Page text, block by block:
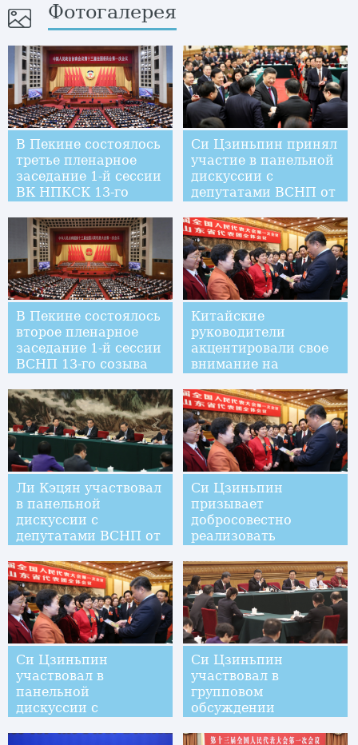
Фотогалерея
В Пекине состоялось
третье пленарное
заседание 1-й сессии
ВК НПКСК 13-го
Си Цзиньпин принял
участие в панельной
дискуссии с
депутатами ВСНП от
В Пекине состоялось
второе пленарное
заседание 1-й сессии
ВСНП 13-го созыва
Китайские
руководители
акцентировали свое
внимание на
высококачественном
развитии
Ли Кэцян участвовал
в панельной
дискуссии с
депутатами ВСНП от
Си Цзиньпин
призывает
добросовестно
реализовать
села
Си Цзиньпин
участвовал в
панельной
дискуссии с
провинции Шаньдун
Си Цзиньпин
участвовал в
групповом
обсуждении
Гуандун в рамках 1-й